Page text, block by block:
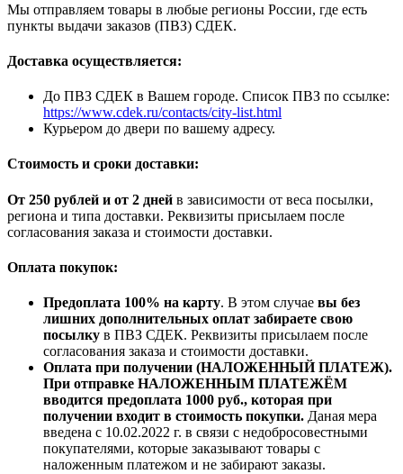
Мы отправляем товары в любые регионы России, где есть
пункты выдачи заказов (ПВЗ) СДЕК.
Доставка осуществляется:
До ПВЗ СДЕК в Вашем городе. Список ПВЗ по ссылке:
https://www.cdek.ru/contacts/city-list.html
Курьером до двери по вашему адресу.
Стоимость и сроки доставки:
От 250 рублей и от 2 дней в зависимости от веса посылки,
региона и типа доставки. Реквизиты присылаем после
согласования заказа и стоимости доставки.
Оплата покупок:
Предоплата 100% на карту. В этом случае вы без
лишних дополнительных оплат забираете свою
посылку в ПВЗ СДЕК. Реквизиты присылаем после
согласования заказа и стоимости доставки.
Оплата при получении (НАЛОЖЕННЫЙ ПЛАТЕЖ).
При отправке НАЛОЖЕННЫМ ПЛАТЕЖЁМ
вводится предоплата 1000 руб., которая при
получении входит в стоимость покупки. Даная мера
введена с 10.02.2022 г. в связи с недобросовестными
покупателями, которые заказывают товары с
наложенным платежом и не забирают заказы.